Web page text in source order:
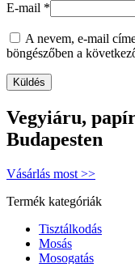
E-mail *
A nevem, e-mail
böngészőben a
Vegyiáru,
Budapesten
Vásárlás most >>
Termék kategóriák
Tisztálkodás
Mosás
Mosogatás